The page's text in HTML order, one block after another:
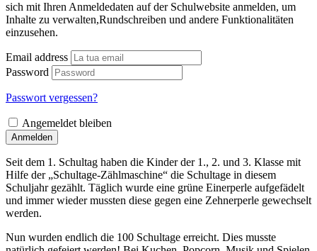
sich mit Ihren Anmeldedaten auf der Schulwebsite anmelden, um
Inhalte zu verwalten,Rundschreiben und andere Funktionalitäten
einzusehen.
Email address
Password
Passwort vergessen?
Angemeldet bleiben
Anmelden
Seit dem 1. Schultag haben die Kinder der 1., 2. und 3. Klasse mit
Hilfe der „Schultage-Zählmaschine“ die Schultage in diesem
Schuljahr gezählt. Täglich wurde eine grüne Einerperle aufgefädelt
und immer wieder mussten diese gegen eine Zehnerperle gewechselt
werden.
Nun wurden endlich die 100 Schultage erreicht. Dies musste